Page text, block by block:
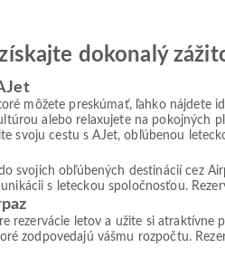
dokonalý
môžete preskúmať, ľahko nájdete
alebo relaxujete na pokojných
svoju cestu s AJet, obľúbenou
svojich obľúbených destinácií cez
s leteckou spoločnosťou.
rezervácie letov a užite si
zodpovedajú vášmu rozpočtu.